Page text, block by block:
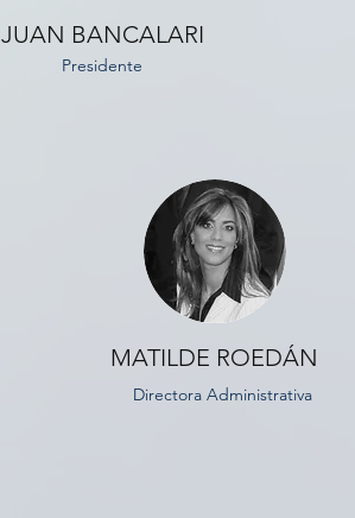
MATILDE ROEDÁN
Directora Administrativa
JUAN BANCALARI
Presidente